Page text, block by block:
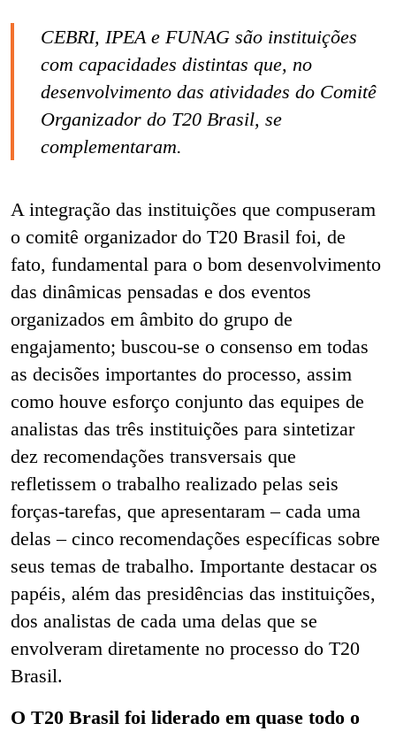
CEBRI, IPEA e FUNAG são instituições
com capacidades distintas que, no
desenvolvimento das atividades do Comitê
Organizador do T20 Brasil, se
complementaram.
A integração das instituições que compuseram
o comitê organizador do T20 Brasil foi, de
fato, fundamental para o bom desenvolvimento
das dinâmicas pensadas e dos eventos
organizados em âmbito do grupo de
engajamento; buscou-se o consenso em todas
as decisões importantes do processo, assim
como houve esforço conjunto das equipes de
analistas das três instituições para sintetizar
dez recomendações transversais que
refletissem o trabalho realizado pelas seis
forças-tarefas, que apresentaram – cada uma
delas – cinco recomendações específicas sobre
seus temas de trabalho. Importante destacar os
papéis, além das presidências das instituições,
dos analistas de cada uma delas que se
envolveram diretamente no processo do T20
Brasil.
O T20 Brasil foi liderado em quase todo o